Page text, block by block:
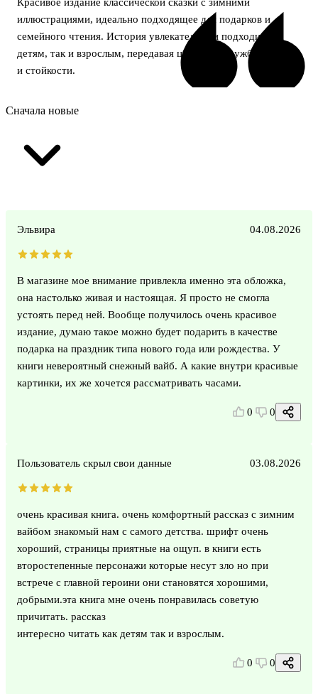
иллюстрациями, идеально подходящее для подарков и
семейного чтения. История увлекательна и подходит как
детям, так и взрослым, передавая ценности дружбы, добра
и стойкости.
Сначала новые
Эльвира 04.08.2026
В магазине мое внимание привлекла именно эта обложка,
она настолько живая и настоящая. Я просто не смогла
устоять перед ней. Вообще получилось очень красивое
издание, думаю такое можно будет подарить в качестве
подарка на праздник типа нового года или рождества. У
книги невероятный снежный вайб. А какие внутри красивые
картинки, их же хочется рассматривать часами.
0 0
Пользователь скрыл свои данные 03.08.2026
очень красивая книга. очень комфортный рассказ с зимним
вайбом знакомый нам с самого детства. шрифт очень
хороший, страницы приятные на ощуп. в книги есть
второстепенные персонажи которые несут зло но при
встрече с главной героини они становятся хорошими,
добрыми.эта книга мне очень понравилась советую
причитать. рассказ
интересно читать как детям так и взрослым.
0 0